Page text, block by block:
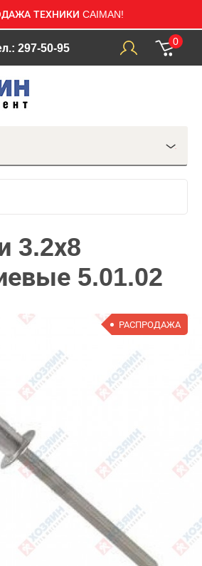
ТЕХНИКИ CAIMAN!
297-50-95
0
3.2х8
5.01.02
РАСПРОДАЖА